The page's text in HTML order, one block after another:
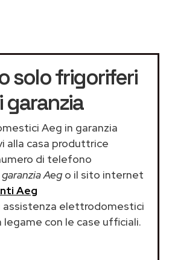
solo frigoriferi
Aeg in garanzia
alla casa produttrice
di telefono
Aeg o il sito internet
Aeg
assistenza elettrodomestici
legame con le case ufficiali.